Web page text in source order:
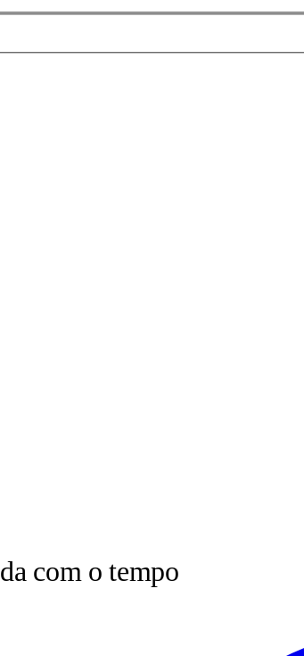
com o tempo